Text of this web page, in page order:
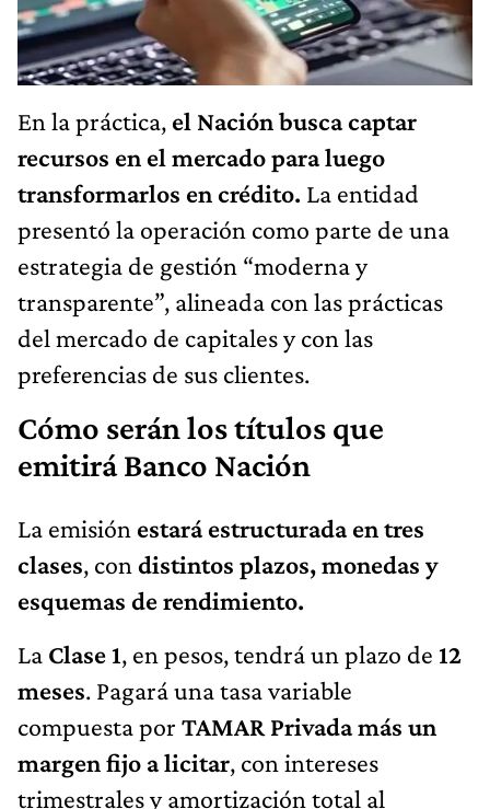
En la práctica, el Nación busca captar
recursos en el mercado para luego
transformarlos en crédito. La entidad
presentó la operación como parte de una
estrategia de gestión “moderna y
transparente”, alineada con las prácticas
del mercado de capitales y con las
preferencias de sus clientes.
Cómo serán los títulos que
emitirá Banco Nación
La emisión estará estructurada en tres
clases, con distintos plazos, monedas y
esquemas de rendimiento.
La Clase 1, en pesos, tendrá un plazo de 12
meses. Pagará una tasa variable
compuesta por TAMAR Privada más un
margen fijo a licitar, con intereses
trimestrales y amortización total al